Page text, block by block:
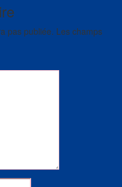
pas publiée. Les champs